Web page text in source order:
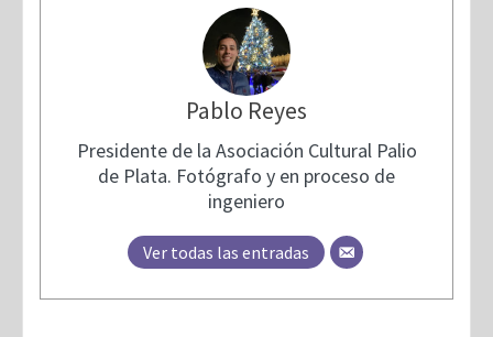
Pablo Reyes
Presidente de la Asociación Cultural Palio
de Plata. Fotógrafo y en proceso de
ingeniero
Ver todas las entradas